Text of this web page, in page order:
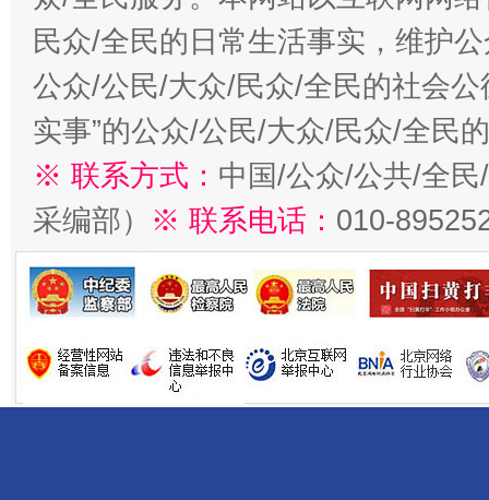
民众/全民的日常生活事实，维护
公众/公民/大众/民众/全民的社会公
实事”的公众/公民/大众/民众/全民
※ 联系方式： 中国/公众/公共/全
采编部） ※ 联系电话： 010-